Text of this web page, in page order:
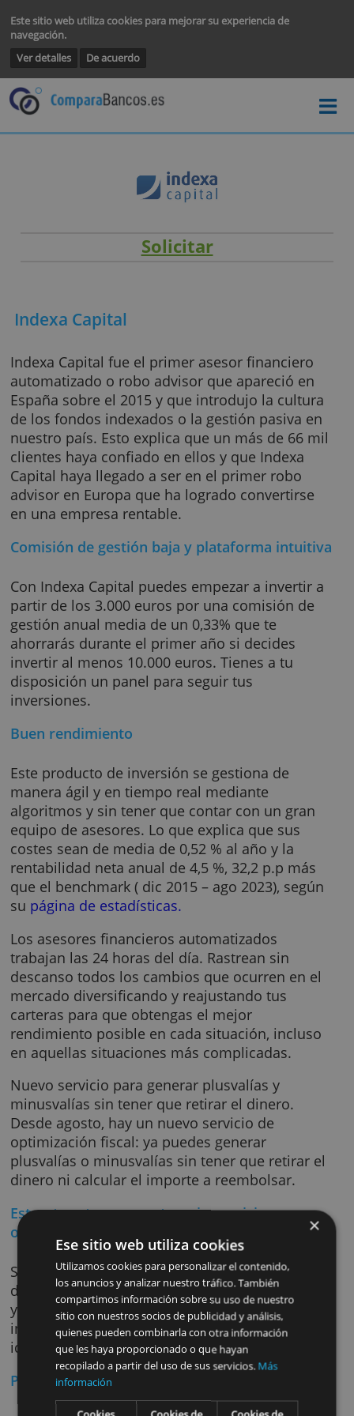
Este sitio web utiliza cookies para mejorar su experiencia de
navegación.
Ver detalles De acuerdo
Indexa Capital
Indexa Capital fue el primer asesor
automatizado o robo advisor que apareció
España sobre el 2015 y que introdujo la
de los fondos indexados o la gestión pasiva
nuestro país. Esto explica que un más de 66
clientes haya confiado en ellos y que Indexa
Capital haya llegado a ser en el primer robo
advisor en Europa que ha logrado
en una empresa rentable.
Comisión de gestión baja y plataforma
Con Indexa Capital puedes empezar a
partir de los 3.000 euros por una comisión
gestión anual media de un 0,33% que te
ahorrarás durante el primer año si decides
disposición un panel para seguir tus
inversiones.
Buen rendimiento
Este producto de inversión se gestiona de
manera ágil y en tiempo real mediante
algoritmos y sin tener que contar con un
equipo de asesores. Lo que explica que sus
costes sean de media de 0,52 % al año y la
rentabilidad neta anual de 4,5 %, 32,2 p.p
que el benchmark ( dic 2015 – ago 2023),
supágina de estadísticas.
Los asesores financieros automatizados
trabajan las 24 horas del día. Rastrean sin
descanso todos los cambios que ocurren en
mercado diversificando y reajustando tus
carteras para que obtengas el mejor
rendimiento posible en cada situación,
en aquellas situaciones más complicadas.
Nuevo servicio para generar plusvalías y
minusvalías sin tener que retirar el dinero.
Desde agosto, hay un nuevo servicio de
optimización fiscal: ya puedes generar
plusvalías o minusvalías sin tener que
dinero ni calcular el importe a reembolsar.
Estructura transparente y sin comisiones
ocultas